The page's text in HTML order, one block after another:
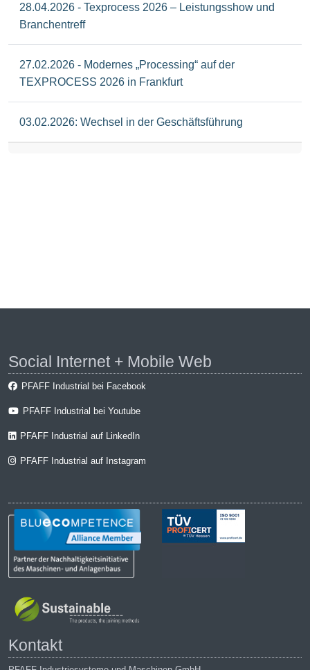
28.04.2026 - Texprocess 2026 – Leistungsshow und
Branchentreff
27.02.2026 - Modernes „Processing“ auf der
TEXPROCESS 2026 in Frankfurt
03.02.2026: Wechsel in der Geschäftsführung
Social Internet + Mobile Web
PFAFF Industrial bei Facebook
PFAFF Industrial bei Youtube
PFAFF Industrial auf LinkedIn
PFAFF Industrial auf Instagram
Kontakt